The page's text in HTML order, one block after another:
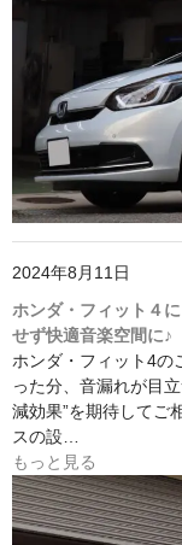
2024年8月11日
ホンダ・フィット４
せず快適音楽空間に♪
ホンダ・フィット4
った分、音漏れが目
減効果”を期待してご
スの設…
もっと見る